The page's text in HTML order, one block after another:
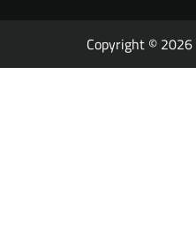
Copyright © 2026